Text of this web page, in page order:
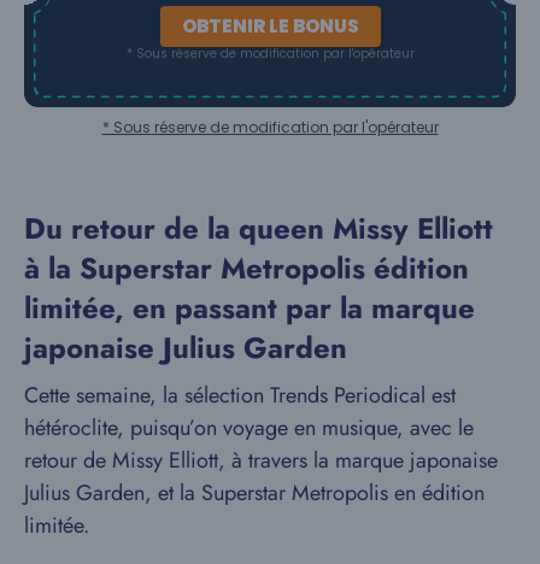
OBTENIR LE BONUS
* Sous réserve de modification par l'opérateur
* Sous réserve de modification par l'opérateur
Du retour de la queen Missy Elliott
à la Superstar Metropolis édition
limitée, en passant par la marque
japonaise Julius Garden
Cette semaine, la sélection Trends Periodical est
hétéroclite, puisqu’on voyage en musique, avec le
retour de Missy Elliott, à travers la marque japonaise
Julius Garden, et la Superstar Metropolis en édition
limitée.